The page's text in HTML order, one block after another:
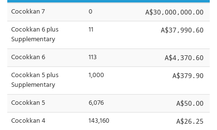
Cocokkan 7
0 A$30,000,000.00
Cocokkan 6 plus
Supplementary
11 A$37,990.60
Cocokkan 6 113 A$4,370.60
Cocokkan 5 plus
Supplementary
1,000 A$379.90
Cocokkan 5 6,076 A$50.00
Cocokkan 4 143,160 A$26.25